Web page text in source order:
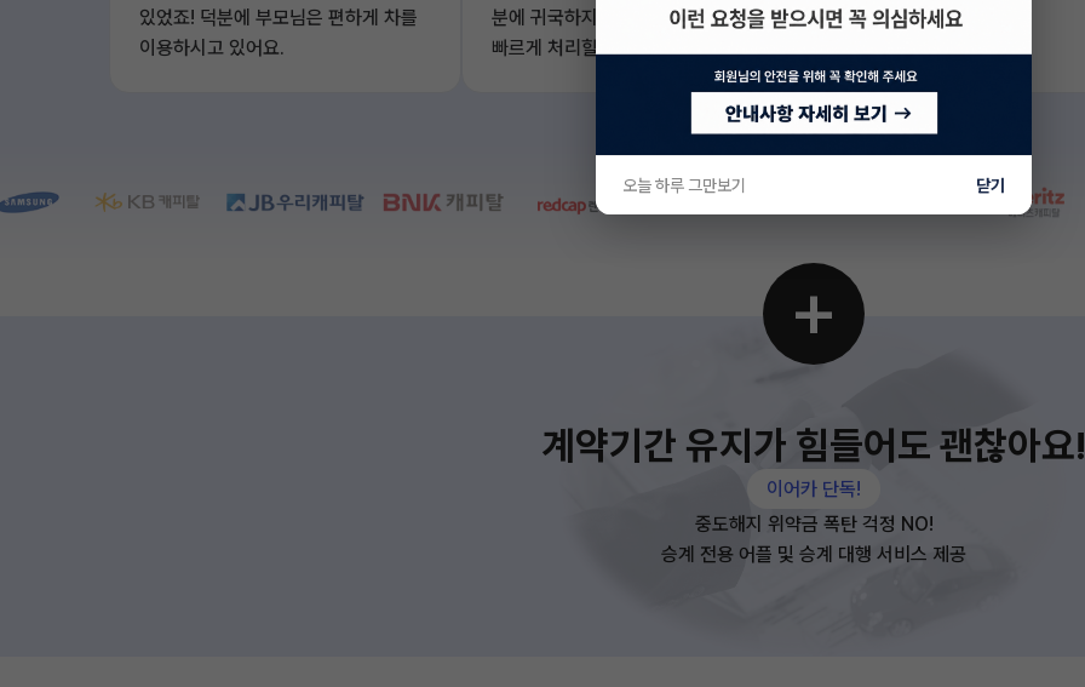
있었죠! 덕분에 부모님은 편하게 차를
이용하시고 있어요.
분에 귀국하지 않고도 법인 장기렌트를
빠르게 처리할 수 있었습니다.
습니 다.
+
계약기간 유지가 힘들어도 괜찮아요!
이어카 단독!
중도해지 위약금 폭탄 걱정 NO!
승계 전용 어플 및 승계 대행 서비스 제공
오늘 하루 그만보기 닫기